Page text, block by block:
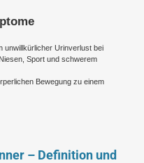
unwillkürlicher Urinverlust bei
Sport und schwerem
Bewegung zu einem
– Definition und